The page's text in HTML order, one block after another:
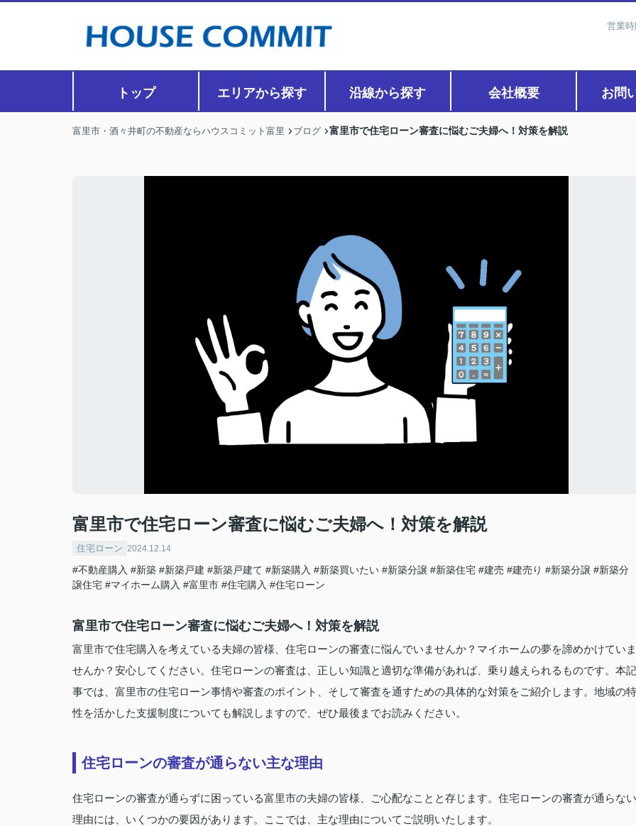
営業
トップ エリアから探す 沿線から探す 会社概要 お問
富里市・酒々井町の不動産ならハウスコミット富里 ブログ 富里市で住宅ローン審査に悩むご夫婦へ！対策を解説
富里市で住宅ローン審査に悩むご夫婦へ！対策を解説
住宅ローン 2024.12.14
#不動産購入 #新築 #新築戸建 #新築戸建て #新築購入 #新築買いたい #新築分譲 #新築住宅 #建売 #建売り #新築分譲 #新築分
譲住宅 #マイホーム購入 #富里市 #住宅購入 #住宅ローン
富里市で住宅ローン審査に悩むご夫婦へ！対策を解説
富里市で住宅購入を考えている夫婦の皆様、住宅ローンの審査に悩んでいませんか？マイホームの夢を諦めかけていま
せんか？安心してください。住宅ローンの審査は、正しい知識と適切な準備があれば、乗り越えられるものです。本記
事では、富里市の住宅ローン事情や審査のポイント、そして審査を通すための具体的な対策をご紹介します。地域の特
性を活かした支援制度についても解説しますので、ぜひ最後までお読みください。
住宅ローンの審査が通らない主な理由
住宅ローンの審査が通らずに困っている富里市の夫婦の皆様、ご心配なことと存じます。住宅ローンの審査が通らない
理由には、いくつかの要因があります。ここでは、主な理由についてご説明いたします。